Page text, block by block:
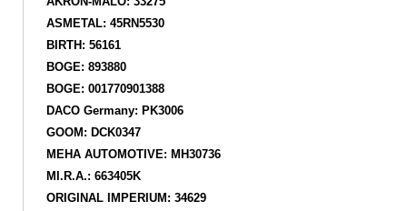
ASMETAL: 45RN5530
BIRTH: 56161
BOGE: 893880
BOGE: 001770901388
DACO Germany: PK3006
GOOM: DCK0347
MEHA AUTOMOTIVE: MH30736
MI.R.A.: 663405K
ORIGINAL IMPERIUM: 34629